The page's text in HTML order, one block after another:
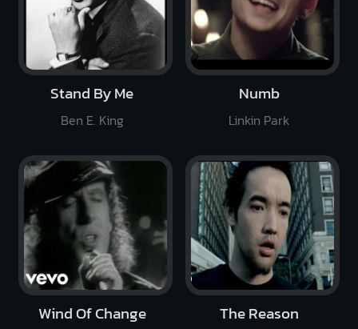
Stand By Me
Ben E. King
Numb
Linkin Park
Wind Of Change The Reason